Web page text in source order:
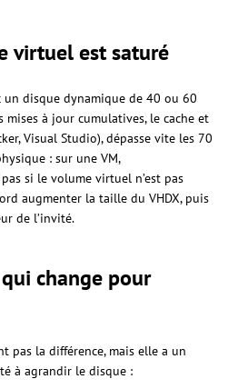
virtuel est saturé
un disque dynamique de 40 ou 60
mises à jour cumulatives, le cache et
Visual Studio), dépasse vite les 70
: sur une VM,
si le volume virtuel n’est pas
augmenter la taille du VHDX, puis
de l’invité.
change pour
pas la différence, mais elle a un
à agrandir le disque :